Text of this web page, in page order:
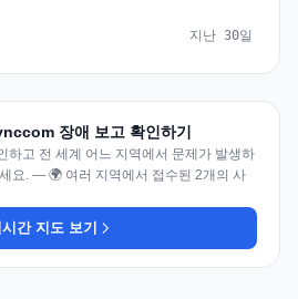
지난 30일
장애 보고 확인하기
하고 전 세계 어느 지역에서 문제가 발생하
요. — 🌍 여러 지역에서 접수된 2개의 사
간 지도 보기